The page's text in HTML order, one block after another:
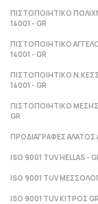
ΠΙΣΤΟΠΟΙΗΤΙΚΟ
14001 - GR
ΠΙΣΤΟΠΟΙΗΤΙΚΟ
14001 - GR
ΠΙΣΤΟΠΟΙΗΤΙΚΟ
14001 - GR
ΠΙΣΤΟΠΟΙΗΤΙΚΟ ΜΕΣΗΣ
GR
ΠΡΟΔΙΑΓΡΑΦΕΣ ΑΛΑΤΟΣ
ISO 9001 TUV HELLAS -
ISO 9001 TUV
ISO 9001 TUV ΚΙΤΡΟΣ GR